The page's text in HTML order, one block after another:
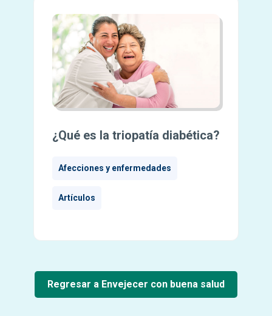
¿Qué es la triopatía diabética?
Afecciones y enfermedades
Artículos
Regresar a Envejecer con buena salud